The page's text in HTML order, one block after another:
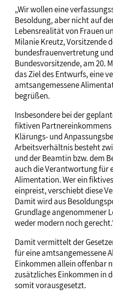
„Wir wollen eine
Besoldung, aber nicht auf
Lebensrealität von Frauen
Milanie Kreutz, Vorsitzende
bundesfrauenvertretung
Bundesvorsitzende, am 20.
das Ziel des Entwurfs, eine
amtsangemessene
begrüßen.
Insbesondere bei der
fiktiven
Klärungs- und
Arbeitsverhältnis besteht
und der Beamtin bzw. dem
auch die Verantwortung für
Alimentation. Wer ein
einpreist, verschiebt diese
Damit wird aus
Grundlage angenommener
weder modern noch
Damit vermittelt der
für eine amtsangemessene
Einkommen allein offenbar
zusätzliches Einkommen in
somit vorausgesetzt.